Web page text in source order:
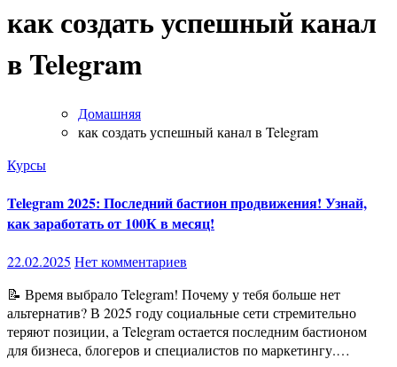
как создать успешный канал
в Telegram
Домашняя
как создать успешный канал в Telegram
Курсы
Telegram 2025: Последний бастион продвижения! Узнай,
как заработать от 100К в месяц!
22.02.2025 Нет комментариев
📝 Время выбрало Telegram! Почему у тебя больше нет
альтернатив? В 2025 году социальные сети стремительно
теряют позиции, а Telegram остается последним бастионом
для бизнеса, блогеров и специалистов по маркетингу.…